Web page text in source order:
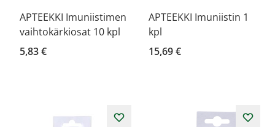
APTEEKKI Imuniistimen
vaihtokärkiosat 10 kpl
5,83 €
APTEEKKI Imuniistin 1
kpl
15,69 €